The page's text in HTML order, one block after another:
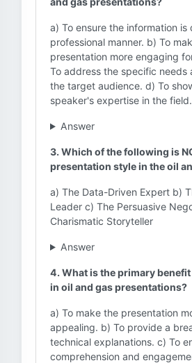
a) To ensure the information is
professional manner. b) To
presentation more engaging
To address the specific needs
the target audience. d) To
speaker's expertise in the field.
Answer
3. Which of the following is
presentation style in the oil
a) The Data-Driven Expert b)
Leader c) The Persuasive
Charismatic Storyteller
Answer
4. What is the primary
in oil and gas presentations?
a) To make the presentation
appealing. b) To provide a
technical explanations. c) To
comprehension and